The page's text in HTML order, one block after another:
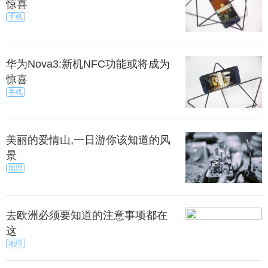
惊喜
手机
华为Nova3:新机NFC功能或将成为
惊喜
手机
美丽的爱情山,一日游你该知道的风
景
地理
去欧洲必须要知道的注意事项都在
这
地理